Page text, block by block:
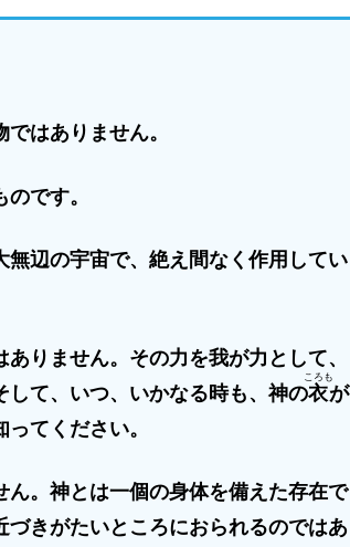
はありません。
です。
辺の宇宙で、絶え間なく作用してい
りません。その力を我が力として、
て、いつ、いかなる時も、神の衣
ころも
が
てください。
。神とは一個の身体を備えた存在で
きがたいところにおられるのではあ